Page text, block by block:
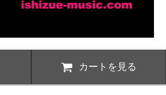
カートを見る